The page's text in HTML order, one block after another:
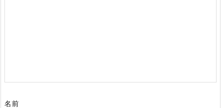
名前